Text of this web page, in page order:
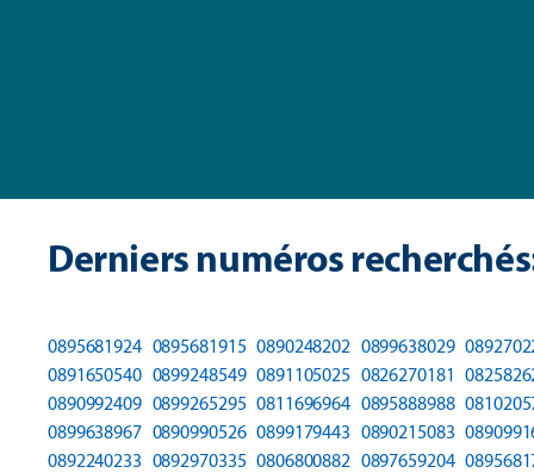
Derniers numéros
0895681924 0895681915 0890248202 0899638029
0891650540 0899248549 0891105025 0826270181
0890992409 0899265295 0811696964 0895888988
0899638967 0890990526 0899179443 0890215083
0892240233 0892970335 0806800882 0897659204